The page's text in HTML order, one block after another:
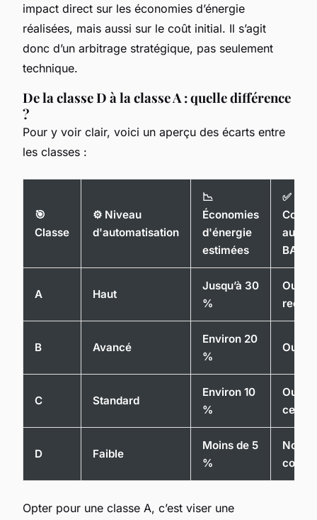
impact direct sur les économies d’énergie
réalisées, mais aussi sur le coût initial. Il s’agit
donc d’un arbitrage stratégique, pas seulement
technique.
De la classe D à la classe A : quelle différence
?
Pour y voir clair, voici un aperçu des écarts entre
les classes :
🎯
Classe
⚙️ Niveau
d'automatisation
📉
Économies
d'énergie
estimées
✅
au
BACS
A Haut
Jusqu’à 30
%
Oui,
B Avancé
Environ 20
%
Oui
C Standard
Environ 10
%
Oui,
D Faible
Moins de 5
%
Non,
Opter pour une classe A, c’est viser une